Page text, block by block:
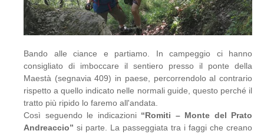
Bando alle ciance e partiamo. In campeggio ci hanno
consigliato di imboccare il sentiero presso il ponte della
Maestà (segnavia 409) in paese, percorrendolo al contrario
rispetto a quello indicato nelle normali guide, questo perché il
tratto più ripido lo faremo all'andata.
Così seguendo le indicazioni “Romiti – Monte del Prato
Andreaccio” si parte. La passeggiata tra i faggi che creano